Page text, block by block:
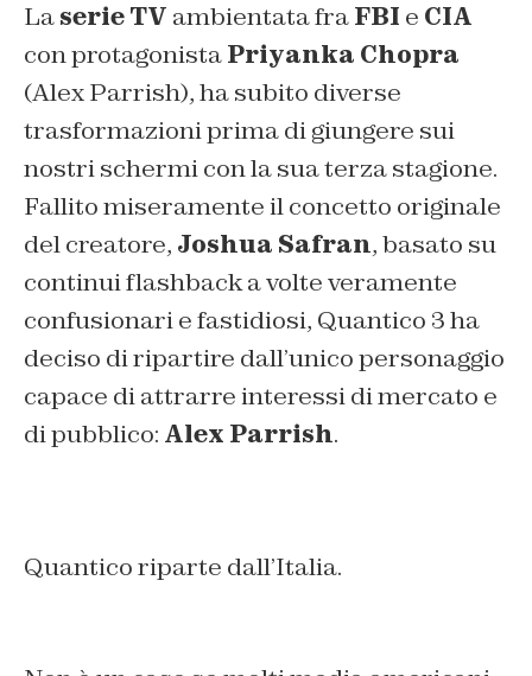
Laserie TV ambientata fraFBI e CIA
con protagonistaPriyanka Chopra
(Alex Parrish), ha subito diverse
trasformazioni prima di giungere sui
nostri schermi con la sua terza stagione.
Fallito miseramente il concetto originale
del creatore, Joshua Safran, basato su
continui flashback a volte veramente
confusionari e fastidiosi, Quantico 3 ha
deciso di ripartire dall’unico personaggio
capace di attrarre interessi di mercato e
di pubblico: Alex Parrish.
Quantico riparte dall’Italia.